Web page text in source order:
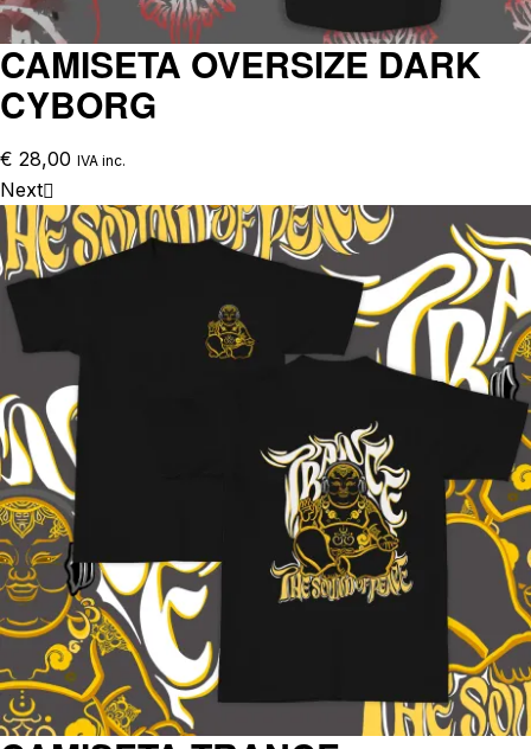
CAMISETA OVERSIZE DARK
CYBORG
€ 28,00 IVA inc.
Next